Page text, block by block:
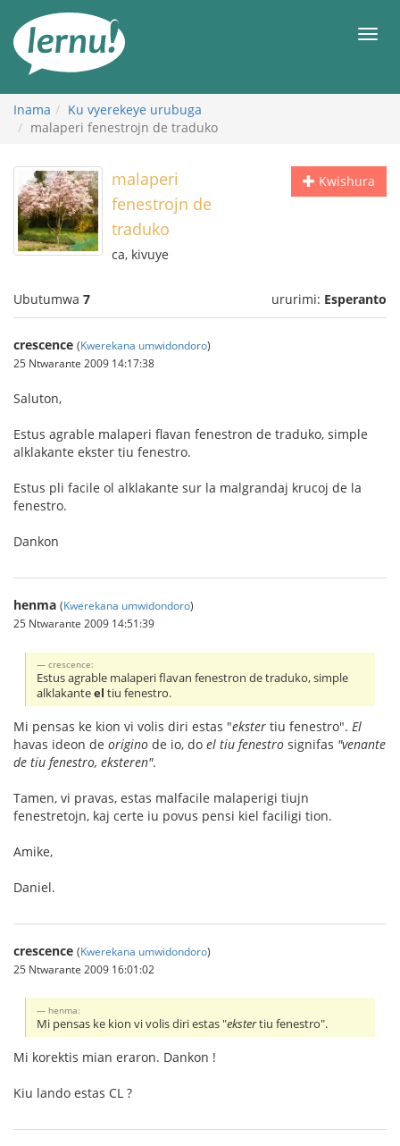
rupapuro
rw'ibirimwo
Inama
Ku vyerekeye urubuga
malaperi fenestrojn de traduko
Kwishura
malaperi
fenestrojn de
traduko
ca, kivuye
Ubutumwa 7 ururimi: Esperanto
crescence (Kwerekana umwidondoro)
25 Ntwarante 2009 14:17:38
Saluton,
Estus agrable malaperi flavan fenestron de traduko, simple
alklakante ekster tiu fenestro.
Estus pli facile ol alklakante sur la malgrandaj krucoj de la
fenestro.
Dankon
henma (Kwerekana umwidondoro)
25 Ntwarante 2009 14:51:39
crescence:
Estus agrable malaperi flavan fenestron de traduko, simple
alklakanteel tiu fenestro.
Mi pensas ke kion vi volis diri estas "ekster tiu fenestro". El
havas ideon de origino de io, do el tiu fenestro signifas "venante
de tiu fenestro, eksteren".
Tamen, vi pravas, estas malfacile malaperigi tiujn
fenestretojn, kaj certe iu povus pensi kiel faciligi tion.
Amike,
Daniel.
crescence (Kwerekana umwidondoro)
25 Ntwarante 2009 16:01:02
henma:
Mi pensas ke kion vi volis diri estas "ekstertiu fenestro".
Mi korektis mian eraron. Dankon !
Kiu lando estas CL ?